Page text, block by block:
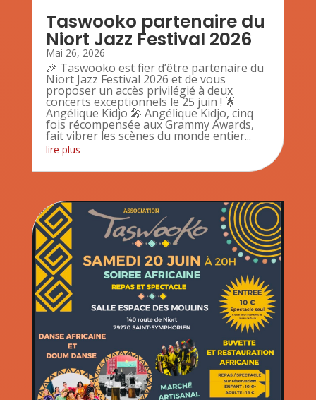
Taswooko partenaire du
Niort Jazz Festival 2026
Mai 26, 2026
🎉 Taswooko est fier d’être partenaire du
Niort Jazz Festival 2026 et de vous
proposer un accès privilégié à deux
concerts exceptionnels le 25 juin ! 🌟
Angélique Kidjo 🎤 Angélique Kidjo, cinq
fois récompensée aux Grammy Awards,
fait vibrer les scènes du monde entier...
lire plus